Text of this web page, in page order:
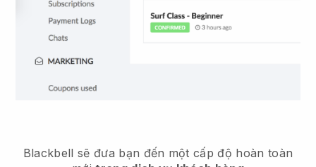
Blackbell sẽ đưa bạn đến một cấp độ hoàn toàn